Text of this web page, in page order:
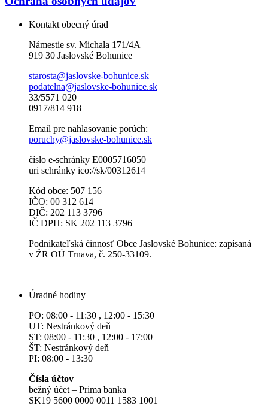
Kontakt obecný úrad
Námestie sv. Michala 171/4A
919 30 Jaslovské Bohunice
starosta@jaslovske-bohunice.sk
podatelna@jaslovske-bohunice.sk
33/5571 020
0917/814 918
Email pre nahlasovanie porúch:
poruchy@jaslovske-bohunice.sk
číslo e-schránky E0005716050
uri schránky ico://sk/00312614
Kód obce: 507 156
IČO: 00 312 614
DIČ: 202 113 3796
IČ DPH: SK 202 113 3796
Podnikateľská činnosť Obce Jaslovské Bohunice: zapísaná
v ŽR OÚ Trnava, č. 250-33109.
Úradné hodiny
PO: 08:00 - 11:30 , 12:00 - 15:30
UT: Nestránkový deň
ST: 08:00 - 11:30 , 12:00 - 17:00
ŠT: Nestránkový deň
PI: 08:00 - 13:30
Čísla účtov
bežný účet – Prima banka
SK19 5600 0000 0011 1583 1001